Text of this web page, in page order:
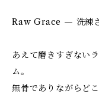
Raw Grace — 洗練
あえて磨きすぎない
ム。
無骨でありながらど